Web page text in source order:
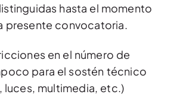
hasta el momento
presente convocatoria.
en el número de
para el sostén técnico
luces, multimedia, etc.)